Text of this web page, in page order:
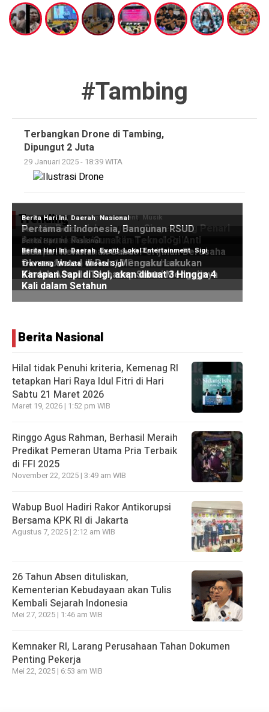
#tambing
Terbangkan Drone di Tambing,
Dipungut 2 Juta
29 Januari 2025 - 18:39 WITA
Trending
Berita Nasional
Hilal tidak Penuhi kriteria, Kemenag RI
tetapkan Hari Raya Idul Fitri di Hari
Sabtu 21 Maret 2026
Maret 19, 2026 | 1:52 pm WIB
Ringgo Agus Rahman, Berhasil Meraih
Predikat Pemeran Utama Pria Terbaik
di FFI 2025
November 22, 2025 | 3:49 am WIB
Wabup Buol Hadiri Rakor Antikorupsi
Bersama KPK RI di Jakarta
Agustus 7, 2025 | 2:12 am WIB
26 Tahun Absen dituliskan,
Kementerian Kebudayaan akan Tulis
Kembali Sejarah Indonesia
Mei 27, 2025 | 1:46 am WIB
Kemnaker RI, Larang Perusahaan Tahan Dokumen
Penting Pekerja
Mei 22, 2025 | 6:53 am WIB